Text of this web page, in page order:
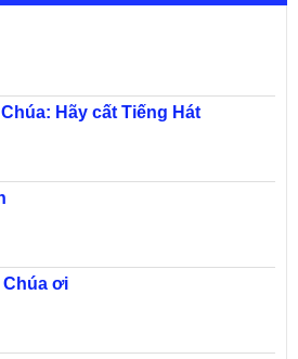
Hãy cất Tiếng Hát
ơi